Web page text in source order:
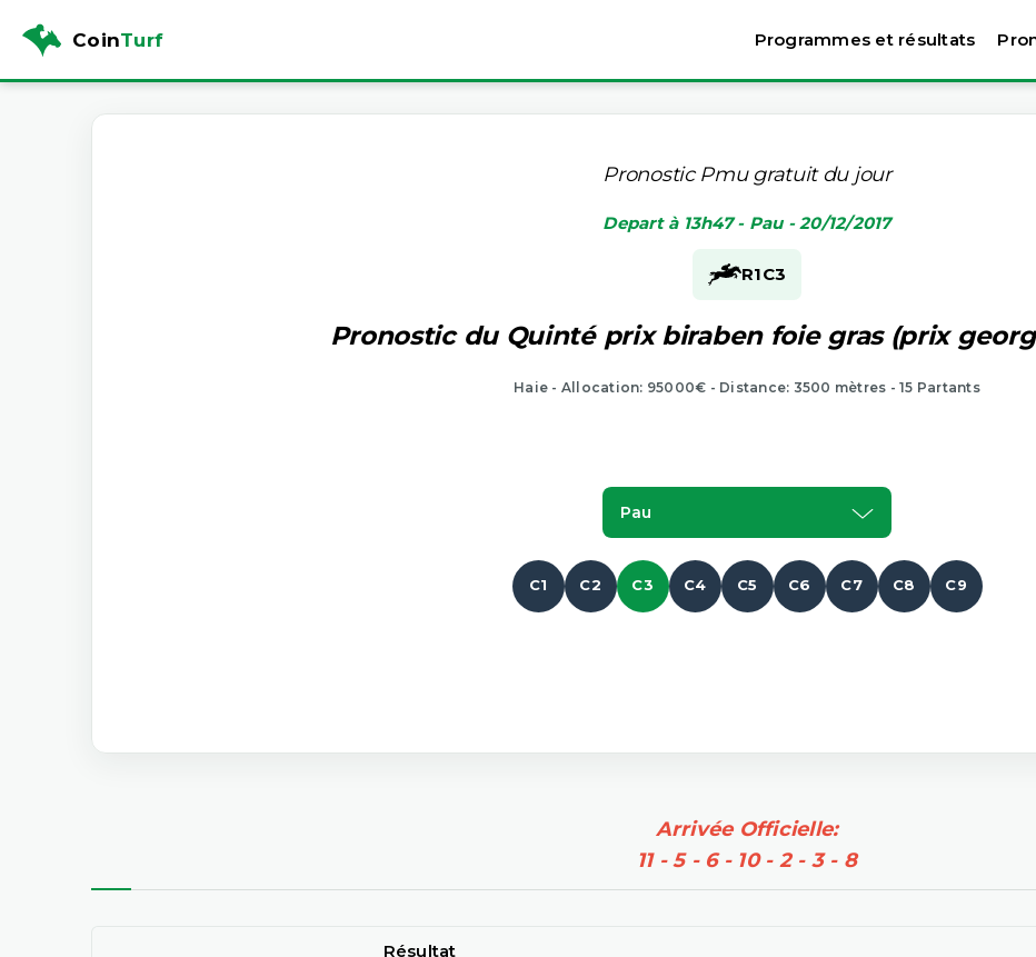
CoinTurf Programmes et résultats
Pronostic Pmu gratuit du jour
Depart à 13h47 - Pau - 20/12/2017
R1C3
Pronostic du Quinté prix biraben foie gras (prix
Haie - Allocation: 95000€ - Distance: 3500 mètres - 15 Partants
Pau
C1 C2 C3 C4 C5 C6 C7 C8 C9
Arrivée Officielle:
11 - 5 - 6 - 10 - 2 - 3 - 8
Résultat